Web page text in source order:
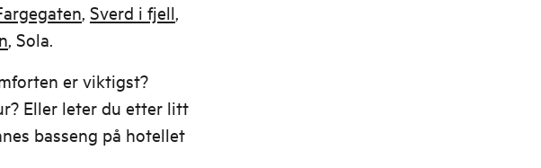
, Sverd i fjell,
, Sola.
er viktigst?
Eller leter du etter litt
basseng på hotellet